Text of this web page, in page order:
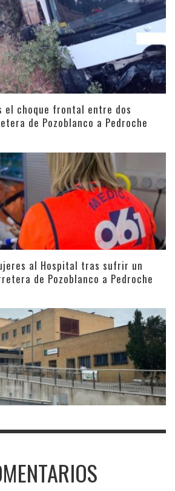
el choque frontal entre dos
de Pozoblanco a Pedroche
al Hospital tras sufrir un
de Pozoblanco a Pedroche